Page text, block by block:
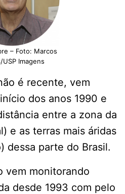
– Foto: Marcos
USP Imagens
é recente, vem
dos anos 1990 e
entre a zona da
e as terras mais áridas
dessa parte do Brasil.
vem monitorando
desde 1993 com pelo